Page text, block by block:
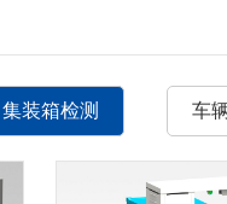
集装箱检测 车